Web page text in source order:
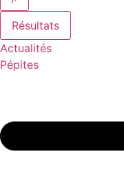
Résultats
Actualités
Pépites